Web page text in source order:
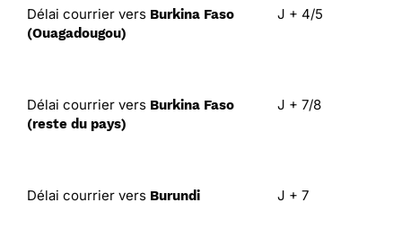
Délai courrier vers Burkina Faso
(Ouagadougou)
J + 4/5
Délai courrier vers Burkina Faso
(reste du pays)
J + 7/8
Délai courrier vers Burundi J + 7